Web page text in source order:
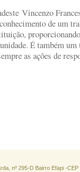
Vincenzo
de um
É também um
as ações de
nº 295-D Bairro Efapi -